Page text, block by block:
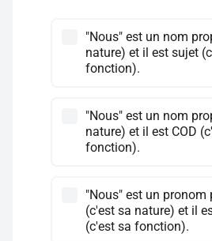
"Nous" est un nom
nature) et il est sujet
fonction).
"Nous" est un nom
nature) et il est COD
fonction).
"Nous" est un pronom
(c'est sa nature) et il
(c'est sa fonction).